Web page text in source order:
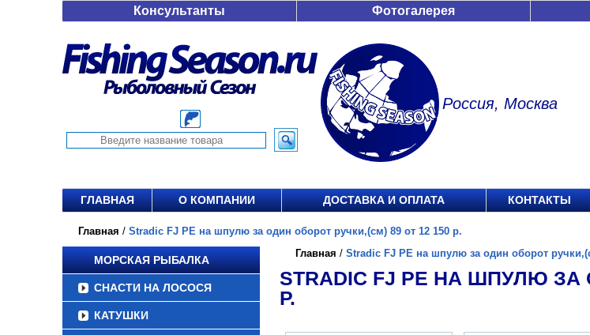
Консультанты Фотогалерея
Россия, Москва
ГЛАВНАЯ О КОМПАНИИ ДОСТАВКА И ОПЛАТА КОНТАКТЫ
Главная / Stradic FJ PE на шпулю за один оборот ручки,(см) 89 от 12 150 р.
МОРСКАЯ РЫБАЛКА
СНАСТИ НА ЛОСОСЯ
КАТУШКИ
Главная / Stradic FJ PE на шпулю за один оборот
STRADIC FJ PE НА ШПУЛЮ
Р.